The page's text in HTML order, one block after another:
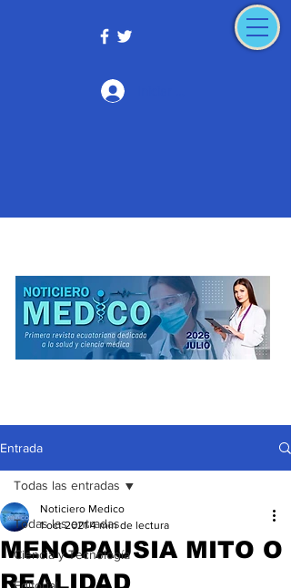
Entrada
Todas las entradas
Ciencia y Tecnología
Todas las entradas
MENOPAUSIA MITO O
REALIDAD
Noticiero Medico
1 oct 2021 4 min de lectura